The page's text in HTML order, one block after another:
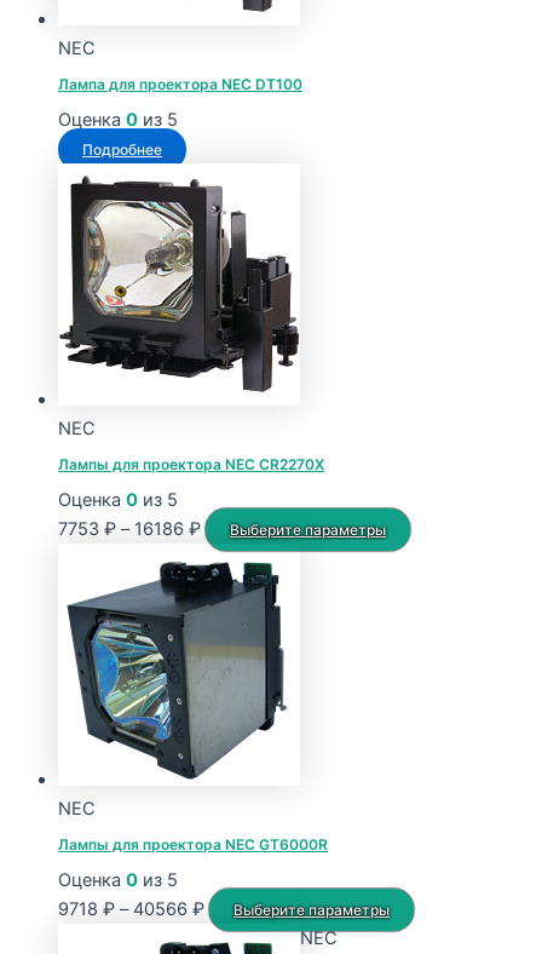
NEC
Лампа для проектора NEC DT100
Оценка 0 из 5
Подробнее
NEC
Лампы для проектора NEC CR2270X
Оценка 0 из 5
7753 ₽ – 16186 ₽Диапазон
цен:
7753 ₽
–
16186 ₽
Выберите параметры
Этот
NEC
Лампы для проектора NEC GT6000R
Оценка 0 из 5
9718 ₽ – 40566 ₽Диапазон
цен:
Выберите параметры
Этот
NEC